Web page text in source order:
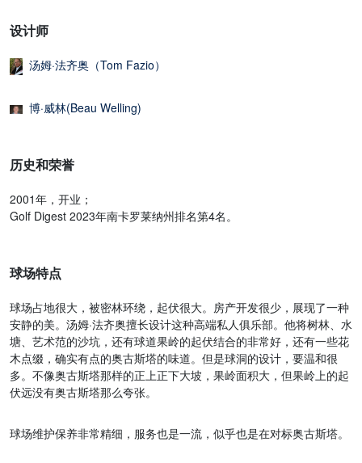
设计师
汤姆·法齐奥（Tom Fazio）
博·威林(Beau Welling)
历史和荣誉
2001年，开业；
Golf Digest 2023年南卡罗莱纳州排名第4名。
球场特点
球场占地很大，被密林环绕，起伏很大。房产开发很少，展现了一种
安静的美。汤姆·法齐奥擅长设计这种高端私人俱乐部。他将树林、水
塘、艺术范的沙坑，还有球道果岭的起伏结合的非常好，还有一些花
木点缀，确实有点的奥古斯塔的味道。但是球洞的设计，要温和很
多。不像奥古斯塔那样的正上正下大坡，果岭面积大，但果岭上的起
伏远没有奥古斯塔那么夸张。
球场维护保养非常精细，服务也是一流，似乎也是在对标奥古斯塔。